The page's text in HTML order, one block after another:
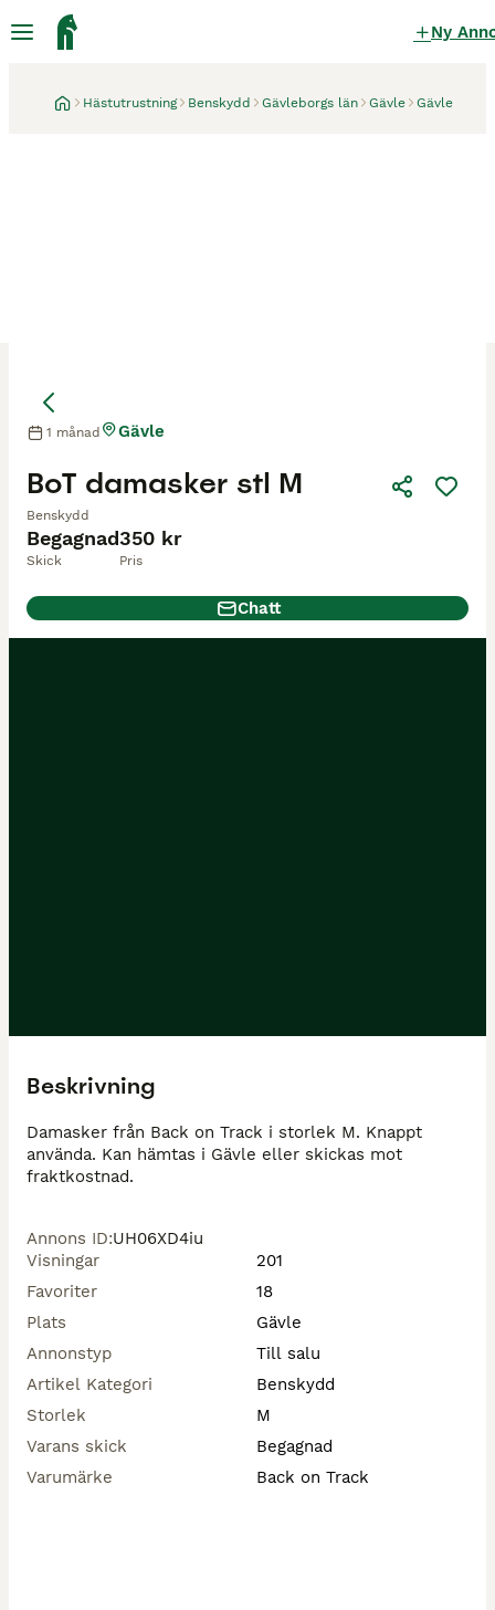
Ny
Hästutrustning Benskydd Gävleborgs län Gävle Gävle
Begagnad
Skick
350 kr
Pris
BoT damasker stl M
Benskydd
1 månad Gävle
Chatt
Beskrivning
Damasker från Back on Track i storlek M. Knappt
använda. Kan hämtas i Gävle eller skickas mot
fraktkostnad.
Annons ID:UH06XD4iu
Visningar
201
Favoriter
18
Plats
Gävle
Annonstyp
Till salu
Artikel Kategori
Benskydd
Storlek
M
Varans skick
Begagnad
Varumärke
Back on Track